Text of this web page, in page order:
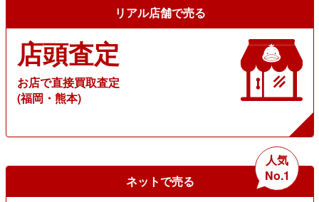
リアル店舗で売る
店頭査定
お店で直接買取査定
(福岡・熊本)
ネットで売る
人気
No.1